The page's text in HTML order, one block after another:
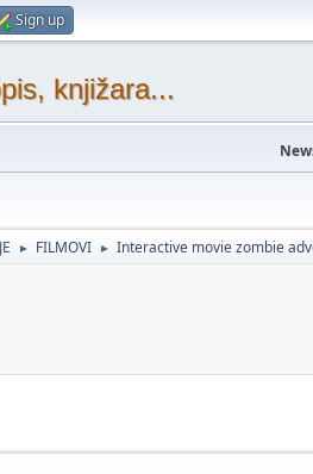
Sign up
knjižara...
► FILMOVI ► Interactive movie zombie